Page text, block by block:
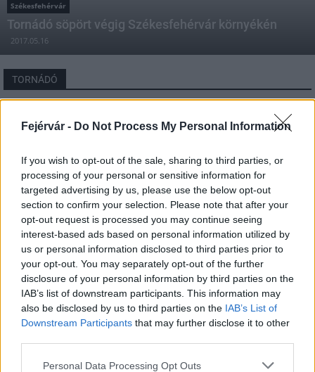
Fejérvár - Do Not Process My Personal Information
If you wish to opt-out of the sale, sharing to third parties, or
processing of your personal or sensitive information for
targeted advertising by us, please use the below opt-out
section to confirm your selection. Please note that after your
opt-out request is processed you may continue seeing
interest-based ads based on personal information utilized by
us or personal information disclosed to third parties prior to
your opt-out. You may separately opt-out of the further
disclosure of your personal information by third parties on the
IAB’s list of downstream participants. This information may
also be disclosed by us to third parties on the IAB’s List of
Downstream Participants that may further disclose it to other
Please note that this website/app uses one or more Google
Personal Data Processing Opt Outs
Székesfehérvár
Tornádó söpört végig Székesfehérvár környékén
2017.05.16
TORNÁDÓ
Név
E-mail cím
Feliratkozom a hírlevélre és elfogadom azadatvédelmi
szabályzatot!
FELIRATKOZÁS